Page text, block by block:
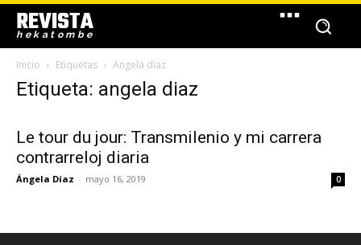
REVISTA
hekatombe
Inicio Etiquetas Angela diaz
Etiqueta: angela diaz
Le tour du jour: Transmilenio y mi carrera
contrarreloj diaria
Ángela Díaz - mayo 16, 2019 0